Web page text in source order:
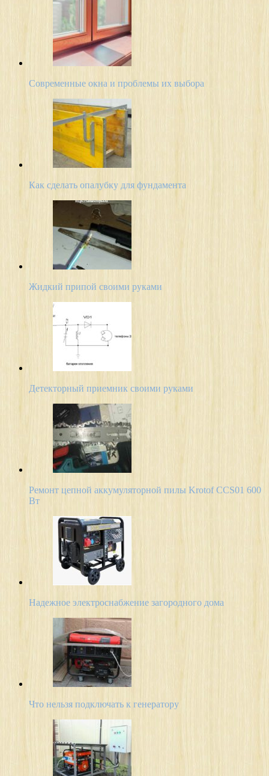
Современные окна и проблемы их выбора
Как сделать опалубку для фундамента
Жидкий припой своими руками
Детекторный приемник своими руками
Ремонт цепной аккумуляторной пилы Krotof CCS01 600
Вт
Надежное электроснабжение загородного дома
Что нельзя подключать к генератору